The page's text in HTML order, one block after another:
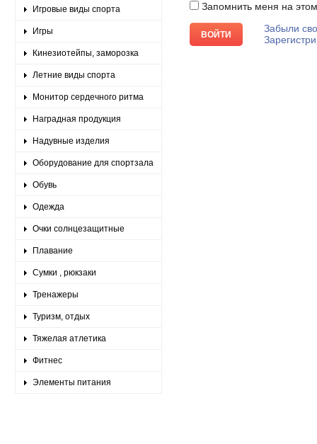
Игровые виды спорта
Игры
Кинезиотейпы, заморозка
Летние виды спорта
Монитор сердечного ритма
Наградная продукция
Надувные изделия
Оборудование для спортзала
Обувь
Одежда
Очки солнцезащитные
Плавание
Сумки , рюкзаки
Тренажеры
Туризм, отдых
Тяжелая атлетика
Фитнес
Элементы питания
Запомнить меня на
Забыли